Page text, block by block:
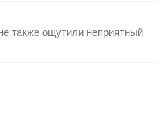
также ощутили неприятный